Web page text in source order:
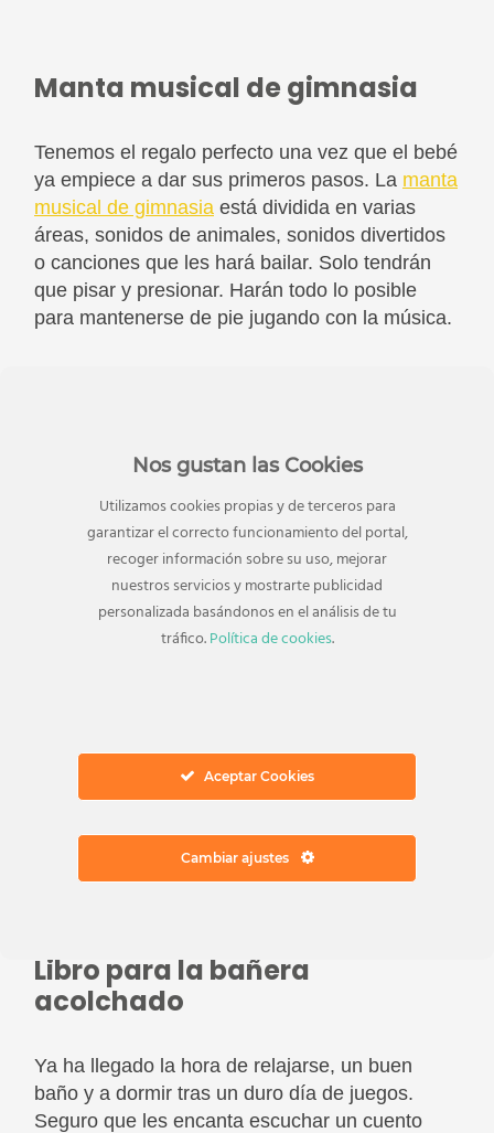
Manta musical de gimnasia
Tenemos el regalo perfecto una vez que el bebé
ya empiece a dar sus primeros pasos. La manta
musical de gimnasia está dividida en varias
áreas, sonidos de animales, sonidos divertidos
o canciones que les hará bailar. Solo tendrán
que pisar y presionar. Harán todo lo posible
para mantenerse de pie jugando con la música.
Libro para la bañera
acolchado
Ya ha llegado la hora de relajarse, un buen
baño y a dormir tras un duro día de juegos.
Seguro que les encanta escuchar un cuento
Nos gustan las Cookies
Utilizamos cookies propias y de terceros para
garantizar el correcto funcionamiento del portal,
recoger información sobre su uso, mejorar
nuestros servicios y mostrarte publicidad
personalizada basándonos en el análisis de tu
tráfico.Política de cookies.
Aceptar Cookies
Cambiar ajustes